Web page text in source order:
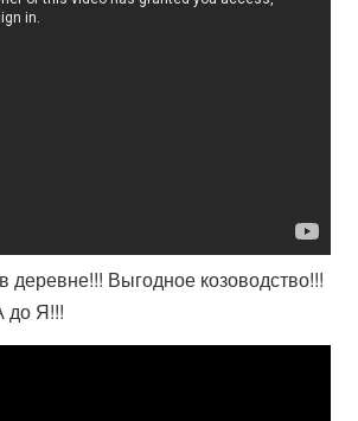
деревне!!! Выгодное козоводство!!!
до Я!!!